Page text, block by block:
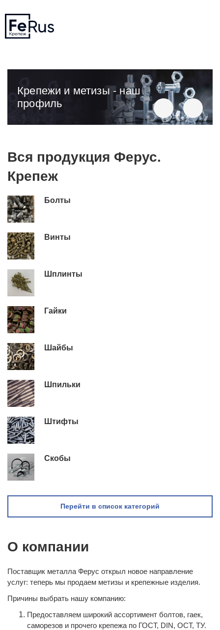
Крепежи и метизы - наш
профиль
Вся продукция Ферус.
Крепеж
Болты
Винты
Шплинты
Гайки
Шайбы
Шпильки
Штифты
Скобы
Перейти в список категорий
О компании
Поставщик металла Ферус открыл новое направление
услуг: теперь мы продаем метизы и крепежные изделия.
Причины выбрать нашу компанию:
Предоставляем широкий ассортимент болтов, гаек,
саморезов и прочего крепежа по ГОСТ, DIN, ОСТ, ТУ.